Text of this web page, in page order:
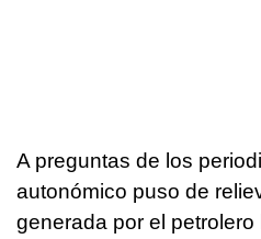
A preguntas de los
autonómico puso de
generada por el